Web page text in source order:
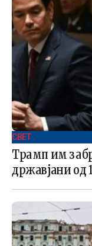
СВЕТ .
Трамп им
државјани од